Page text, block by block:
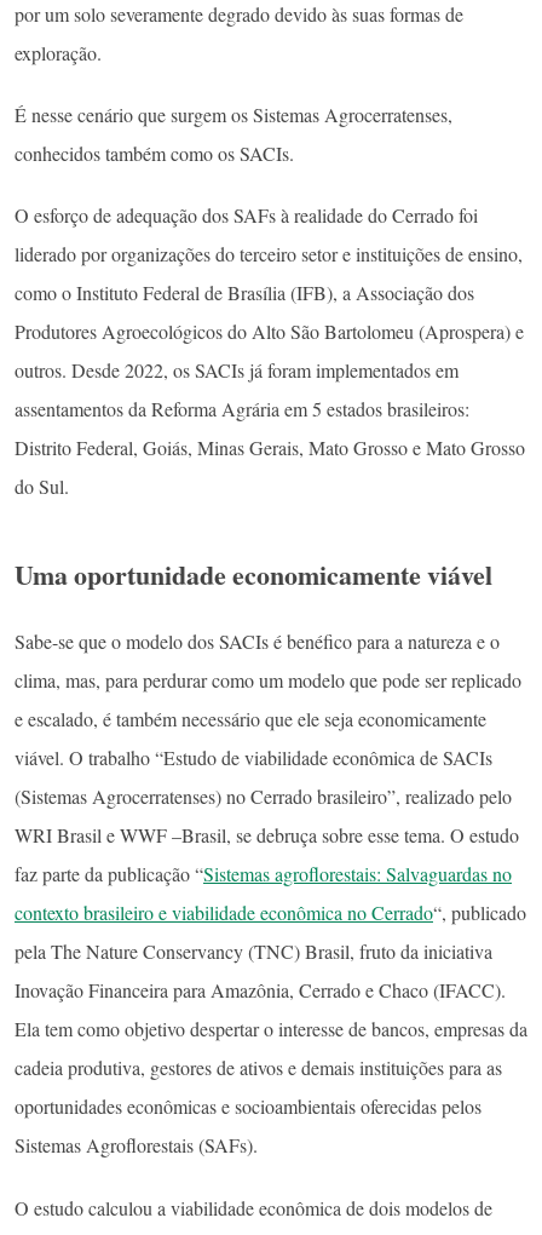
por um solo severamente degrado devido às suas formas de
exploração.
É nesse cenário que surgem os Sistemas Agrocerratenses,
conhecidos também como os SACIs.
O esforço de adequação dos SAFs à realidade do Cerrado foi
liderado por organizações do terceiro setor e instituições de ensino,
como o Instituto Federal de Brasília (IFB), a Associação dos
Produtores Agroecológicos do Alto São Bartolomeu (Aprospera) e
outros. Desde 2022, os SACIs já foram implementados em
assentamentos da Reforma Agrária em 5 estados brasileiros:
Distrito Federal, Goiás, Minas Gerais, Mato Grosso e Mato Grosso
do Sul.
Uma oportunidade economicamente viável
Sabe-se que o modelo dos SACIs é benéfico para a natureza e o
clima, mas, para perdurar como um modelo que pode ser replicado
e escalado, é também necessário que ele seja economicamente
viável. O trabalho “Estudo de viabilidade econômica de SACIs
(Sistemas Agrocerratenses) no Cerrado brasileiro”, realizado pelo
WRI Brasil e WWF –Brasil, se debruça sobre esse tema. O estudo
faz parte da publicação “Sistemas agroflorestais: Salvaguardas no
contexto brasileiro e viabilidade econômica no Cerrado“, publicado
pela The Nature Conservancy (TNC) Brasil, fruto da iniciativa
Inovação Financeira para Amazônia, Cerrado e Chaco (IFACC).
Ela tem como objetivo despertar o interesse de bancos, empresas da
cadeia produtiva, gestores de ativos e demais instituições para as
oportunidades econômicas e socioambientais oferecidas pelos
Sistemas Agroflorestais (SAFs).
O estudo calculou a viabilidade econômica de dois modelos de